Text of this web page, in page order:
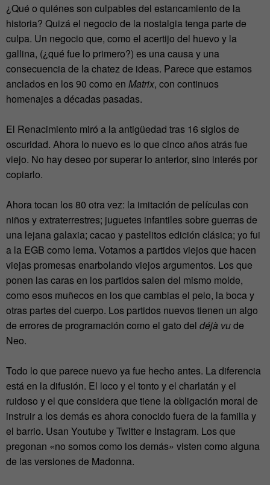
¿Qué o quiénes son culpables del estancamiento de la
historia? Quizá el negocio de la nostalgia tenga parte de
culpa. Un negocio que, como el acertijo del huevo y la
gallina, (¿qué fue lo primero?) es una causa y una
consecuencia de la chatez de ideas. Parece que estamos
anclados en los 90 como en Matrix, con continuos
homenajes a décadas pasadas.
El Renacimiento miró a la antigüedad tras 16 siglos de
oscuridad. Ahora lo nuevo es lo que cinco años atrás fue
viejo. No hay deseo por superar lo anterior, sino interés por
copiarlo.
Ahora tocan los 80 otra vez: la imitación de películas con
niños y extraterrestres; juguetes infantiles sobre guerras de
una lejana galaxia; cacao y pastelitos edición clásica; yo fui
a la EGB como lema. Votamos a partidos viejos que hacen
viejas promesas enarbolando viejos argumentos. Los que
ponen las caras en los partidos salen del mismo molde,
como esos muñecos en los que cambias el pelo, la boca y
otras partes del cuerpo. Los partidos nuevos tienen un algo
de errores de programación como el gato del déjà vude
Neo.
Todo lo que parece nuevo ya fue hecho antes. La diferencia
está en la difusión. El loco y el tonto y el charlatán y el
ruidoso y el que considera que tiene la obligación moral de
instruir a los demás es ahora conocido fuera de la familia y
el barrio. Usan Youtube y Twitter e Instagram. Los que
pregonan «no somos como los demás» visten como alguna
de las versiones de Madonna.